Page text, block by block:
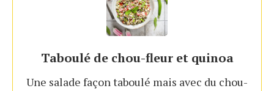
Taboulé de chou-fleur et quinoa
Une salade façon taboulé mais avec du chou-